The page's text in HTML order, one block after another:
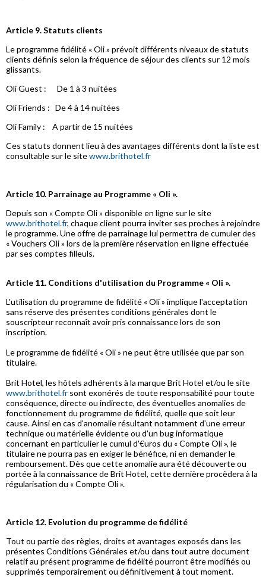
Article 9. Statuts clients
Le programme fidélité « Oli » prévoit différents niveaux de statuts
clients définis selon la fréquence de séjour des clients sur 12 mois
glissants.
Oli Guest : De 1 à 3 nuitées
Oli Friends : De 4 à 14 nuitées
Oli Family : A partir de 15 nuitées
Ces statuts donnent lieu à des avantages différents dont la liste est
consultable sur le sitewww.brithotel.fr
Article 10. Parrainage au Programme « Oli ».
Depuis son « Compte Oli » disponible en ligne sur le site
www.brithotel.fr, chaque client pourra inviter ses proches à rejoindre
le programme. Une offre de parrainage lui permettra de cumuler des
« Vouchers Oli » lors de la première réservation en ligne effectuée
par ses comptes filleuls.
Article 11. Conditions d'utilisation du Programme « Oli ».
L'utilisation du programme de fidélité « Oli » implique l'acceptation
sans réserve des présentes conditions générales dont le
souscripteur reconnaît avoir pris connaissance lors de son
inscription.
Le programme de fidélité « Oli » ne peut être utilisée que par son
titulaire.
Brit Hotel, les hôtels adhérents à la marque Brit Hotel et/ou le site
www.brithotel.fr sont exonérés de toute responsabilité pour toute
conséquence, directe ou indirecte, des éventuelles anomalies de
fonctionnement du programme de fidélité, quelle que soit leur
cause. Ainsi en cas d'anomalie résultant notamment d'une erreur
technique ou matérielle évidente ou d'un bug informatique
concernant en particulier le cumul d'€uros du « Compte Oli », le
titulaire ne pourra pas en exiger le bénéfice, ni en demander le
remboursement. Dès que cette anomalie aura été découverte ou
portée à la connaissance de Brit Hotel, cette dernière procèdera à la
régularisation du « Compte Oli ».
Article 12. Evolution du programme de fidélité
Tout ou partie des règles, droits et avantages exposés dans les
présentes Conditions Générales et/ou dans tout autre document
relatif au présent programme de fidélité pourront être modifiés ou
supprimés temporairement ou définitivement à tout moment.